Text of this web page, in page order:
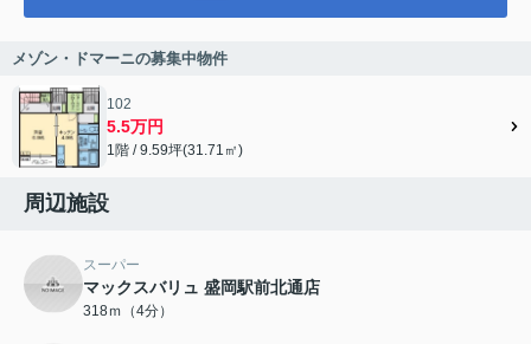
メゾン・ドマーニの募集中物件
102
5.5万円
1階 / 9.59坪(31.71㎡)
周辺施設
スーパー
マックスバリュ 盛岡駅前北通店
318ｍ（4分）